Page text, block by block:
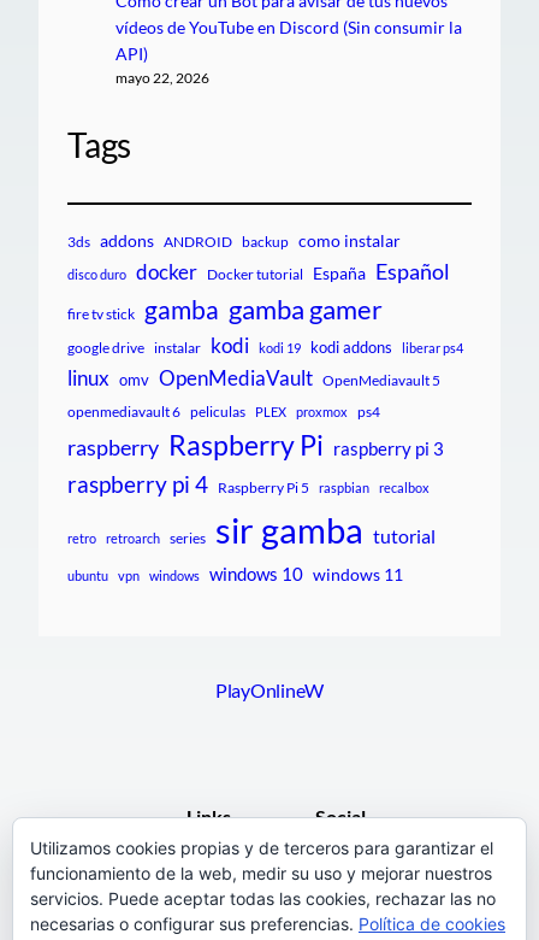
vídeos de YouTube en Discord (Sin consumir la
API)
mayo 22, 2026
Tags
3ds addons ANDROID backup como instalar
disco duro docker Docker tutorial España Español
fire tv stick gamba gamba gamer
google drive instalar kodi kodi 19 kodi addons liberar ps4
linux omv OpenMediaVault OpenMediavault 5
openmediavault 6 peliculas PLEX proxmox ps4
raspberry Raspberry Pi raspberry pi 3
raspberry pi 4 Raspberry Pi 5 raspbian recalbox
retro retroarch series sir gamba tutorial
ubuntu vpn windows windows 10 windows 11
PlayOnlineW
Pages
Links
F.A.Q.
Social
Facebook
Utilizamos cookies propias y de terceros para garantizar el
funcionamiento de la web, medir su uso y mejorar nuestros
servicios. Puede aceptar todas las cookies, rechazar las no
necesarias o configurar sus preferencias. Política de cookies